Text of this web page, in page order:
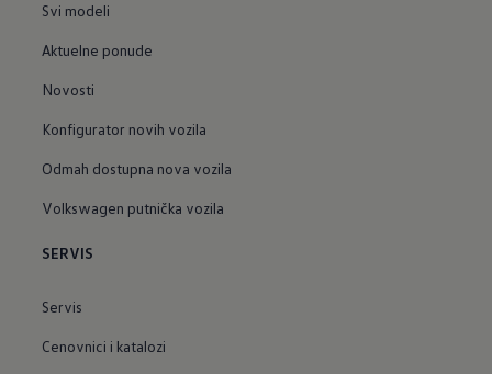
Svi modeli
Aktuelne ponude
Novosti
Konfigurator novih vozila
Odmah dostupna nova vozila
Volkswagen putnička vozila
SERVIS
Servis
Cenovnici i katalozi